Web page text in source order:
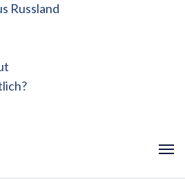
Russland